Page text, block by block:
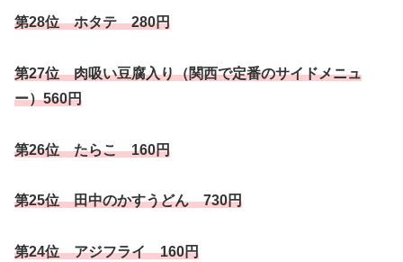
第28位 ホタテ 280円
第27位 肉吸い豆腐入り（関西で定番のサイドメニュ
ー）560円
第26位 たらこ 160円
第25位 田中のかすうどん 730円
第24位 アジフライ 160円